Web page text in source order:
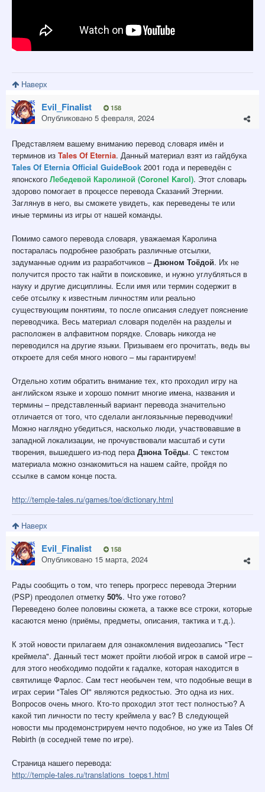
Наверх
Evil_Finalist 158
Опубликовано 5 февраля, 2024
Представляем вашему вниманию перевод словаря имён и
терминов из Tales Of Eternia. Данный материал взят из гайдбука
Tales Of Eternia Official GuideBook 2001 года и переведён с
японского Лебедевой Каролиной (Coronel Karol). Этот словарь
здорово помогает в процессе перевода Сказаний Этернии.
Заглянув в него, вы сможете увидеть, как переведены те или
иные термины из игры от нашей команды.
Помимо самого перевода словаря, уважаемая Каролина
постаралась подробнее разобрать различные отсылки,
задуманные одним из разработчиков –Дзюном Тоёдой. Их не
получится просто так найти в поисковике, и нужно углубляться в
науку и другие дисциплины. Если имя или термин содержит в
себе отсылку к известным личностям или реально
существующим понятиям, то после описания следует пояснение
переводчика. Весь материал словаря поделён на разделы и
расположен в алфавитном порядке. Словарь никогда не
переводился на другие языки. Призываем его прочитать, ведь вы
откроете для себя много нового – мы гарантируем!
Отдельно хотим обратить внимание тех, кто проходил игру на
английском языке и хорошо помнит многие имена, названия и
термины – представленный вариант перевода значительно
отличается от того, что сделали англоязычные переводчики!
Можно наглядно убедиться, насколько люди, участвовавшие в
западной локализации, не прочувствовали масштаб и сути
творения, вышедшего из-под пера Дзюна Тоёды. С текстом
материала можно ознакомиться на нашем сайте, пройдя по
ссылке в самом конце поста.
http://temple-tales.ru/games/toe/dictionary.html
Наверх
Evil_Finalist 158
Опубликовано 15 марта, 2024
Рады сообщить о том, что теперь прогресс перевода Этернии
(PSP) преодолел отметку 50%. Что уже готово?
Переведено более половины сюжета, а также все строки, которые
касаются меню (приёмы, предметы, описания, тактика и т.д.).
К этой новости прилагаем для ознакомления видеозапись "Тест
креймела". Данный тест может пройти любой игрок в самой игре –
для этого необходимо подойти к гадалке, которая находится в
святилище Фарлос. Сам тест необычен тем, что подобные вещи в
играх серии "Tales Of" являются редкостью. Это одна из них.
Вопросов очень много. Кто-то проходил этот тест полностью? А
какой тип личности по тесту креймела у вас? В следующей
новости мы продемонстрируем нечто подобное, но уже из Tales Of
Rebirth (в соседней теме по игре).
Страница нашего перевода:
http://temple-tales.ru/translations_toeps1.html